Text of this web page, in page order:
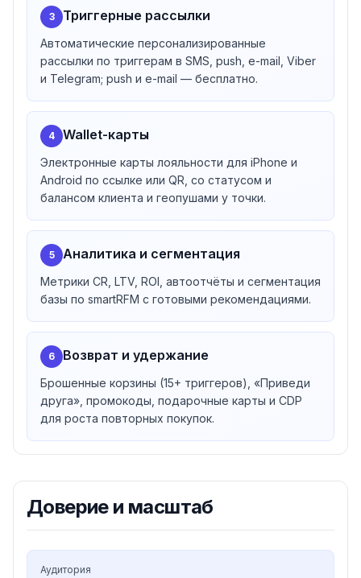
3 Триггерные рассылки
Автоматические персонализированные
рассылки по триггерам в SMS, push, e-mail, Viber
и Telegram; push и e-mail — бесплатно.
4 Wallet-карты
Электронные карты лояльности для iPhone и
Android по ссылке или QR, со статусом и
балансом клиента и геопушами у точки.
5 Аналитика и сегментация
Метрики CR, LTV, ROI, автоотчёты и сегментация
базы по smartRFM с готовыми рекомендациями.
6 Возврат и удержание
Брошенные корзины (15+ триггеров), «Приведи
друга», промокоды, подарочные карты и CDP
для роста повторных покупок.
Доверие и масштаб
Аудитория